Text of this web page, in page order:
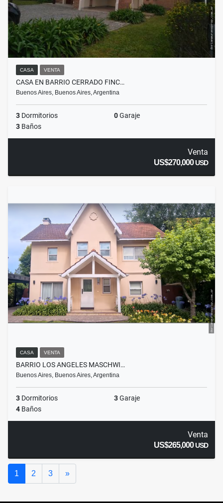
CASA VENTA
CASA EN BARRIO CERRADO FINC…
Buenos Aires, Buenos Aires, Argentina
3 Dormitorios 0Garaje
3 Baños
Venta
US$270,000USD
CASA VENTA
BARRIO LOS ANGELES MASCHWI…
Buenos Aires, Buenos Aires, Argentina
3 Dormitorios 3Garaje
4 Baños
Venta
US$265,000USD
1 2 3 »Siguiente